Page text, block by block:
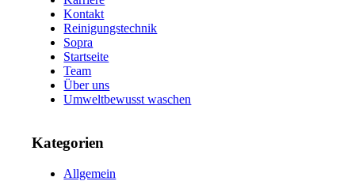
Kontakt
Reinigungstechnik
Sopra
Startseite
Team
Über uns
Umweltbewusst waschen
Kategorien
Allgemein